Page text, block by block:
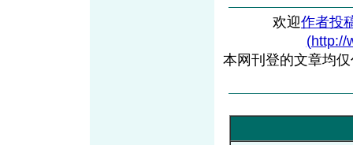
欢迎作者投
(http://
本网刊登的文章均